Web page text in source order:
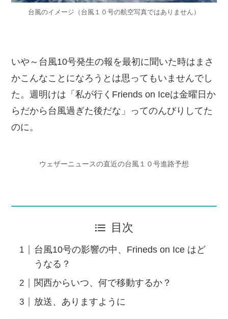
台風のイメージ（台風１０号の航空写真ではありません）
いや～台風10号発生の報を最初に聞いた時はまさ
かこんなことになろうとは思ってもいませんでし
た。週明けは「私が行くFriends on Iceは金曜日か
らだから台風過ぎた後だな」ってのんびりしてた
のに。
ウェザーニュースの直近の台風１０号進路予想
目次
台風10号の影響の中、Frineds on Ice はど
うなる？
関西からいつ、何で移動するか？
放送、ありますように